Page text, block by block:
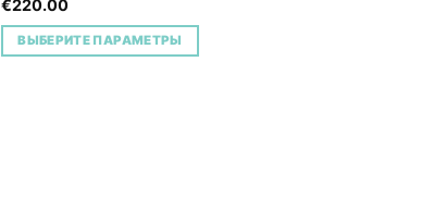
Оценка
5.00из 5
€220.00
ВЫБЕРИТЕ ПАРАМЕТРЫ